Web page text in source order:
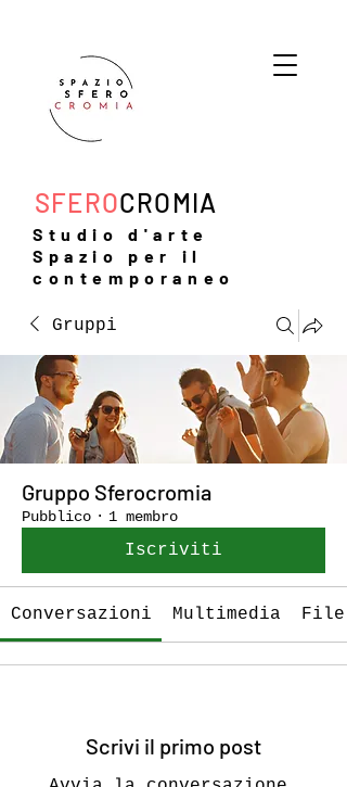
SFEROCROMIA
Studio d'arte
Spazio per il
contemporaneo
Gruppi
Gruppo Sferocromia
Pubblico · 1 membro
Iscriviti
Conversazioni Multimedia File
Scrivi il primo post